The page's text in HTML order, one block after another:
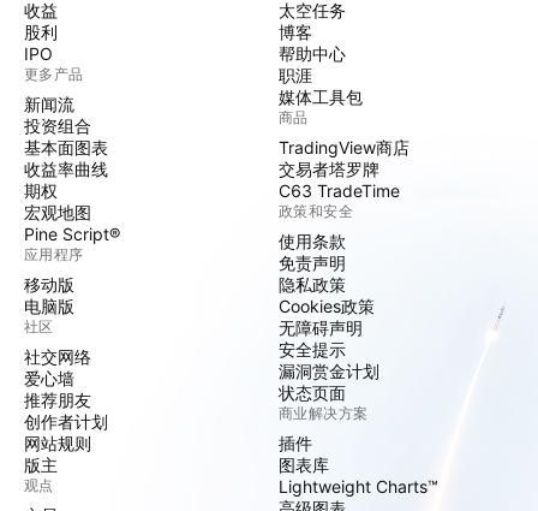
收益
股利
IPO
更多产品
新闻流
投资组合
基本面图表
收益率曲线
期权
宏观地图
Pine Script®
应用程序
移动版
电脑版
社区
社交网络
爱心墙
推荐朋友
创作者计划
网站规则
版主
观点
太空任务
博客
帮助中心
职涯
媒体工具包
商品
TradingView商店
交易者塔罗牌
C63 TradeTime
政策和安全
使用条款
免责声明
隐私政策
Cookies政策
无障碍声明
安全提示
漏洞赏金计划
状态页面
商业解决方案
插件
图表库
Lightweight Charts™